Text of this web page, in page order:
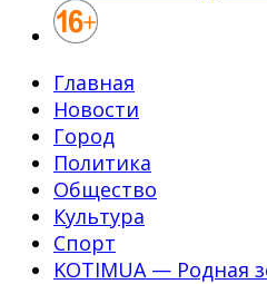
Главная
Новости
Город
Политика
Общество
Культура
Спорт
KOTIMUA — Родная